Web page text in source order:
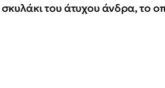
του άτυχου άνδρα, το